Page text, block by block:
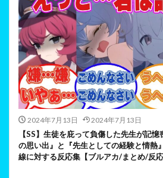
2024年7月13日 2024年7月13日
【SS】生徒を庇って負傷した先生が記
の思い出』と『先生としての経験と情熱
線に対する反応集【ブルアカ/まとめ/反応